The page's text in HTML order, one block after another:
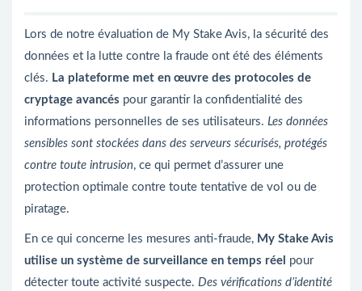
Lors de notre évaluation de My Stake Avis, la sécurité des
données et la lutte contre la fraude ont été des éléments
clés. La plateforme met en œuvre des protocoles de
cryptage avancés pour garantir la confidentialité des
informations personnelles de ses utilisateurs. Les données
sensibles sont stockées dans des serveurs sécurisés, protégés
contre toute intrusion, ce qui permet d’assurer une
protection optimale contre toute tentative de vol ou de
piratage.
En ce qui concerne les mesures anti-fraude, My Stake Avis
utilise un système de surveillance en temps réel pour
détecter toute activité suspecte. Des vérifications d’identité